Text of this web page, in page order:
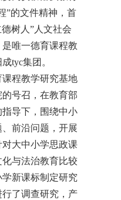
”的文件精神，首
树人”人文社会
唯一德育课程教
tyc集团。
程教学研究基地
号召，在教育部
导下，围绕中小
前沿问题，开展
大中小学思政课
与法治教育比较
新课标制定研究
了调查研究，产